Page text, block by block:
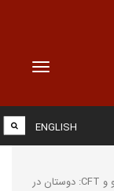
Toggle
ENGLISH
ظریف در پاسخ به سوالی درباره رسیدگی به پالرمو و CFT: دوستان در